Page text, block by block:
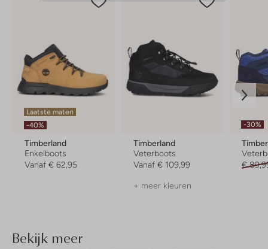
Laatste maten
-40%
Timberland
Enkelboots
Vanaf € 62,95
Timberland
Veterboots
Vanaf € 109,99
+ meer kleuren
-30%
€
Bekijk meer